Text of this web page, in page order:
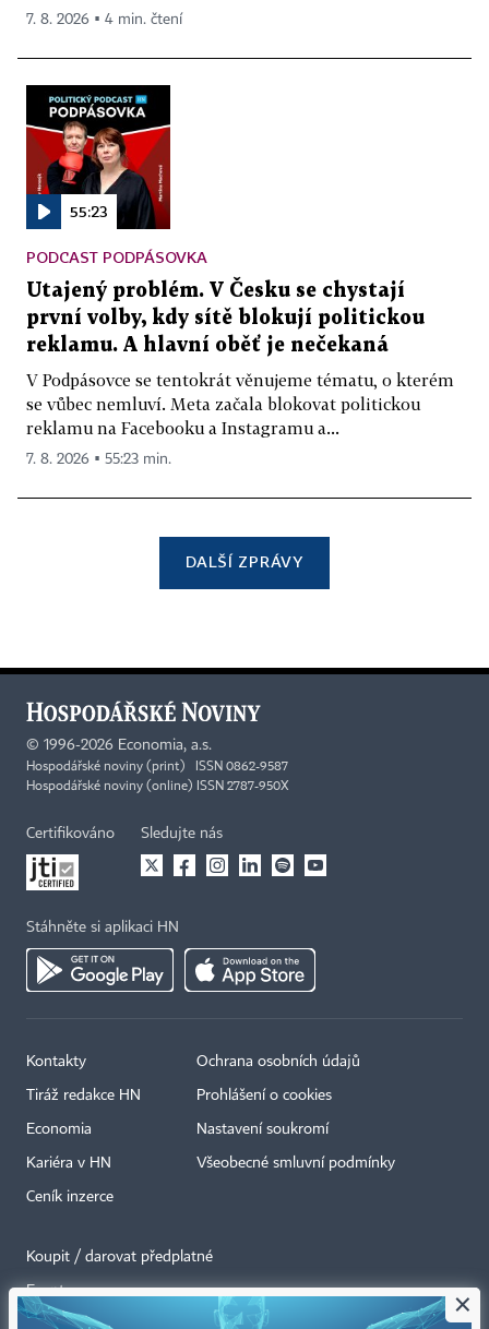
7. 8. 2026 ▪ 4 min. čtení
55:23
PODCAST PODPÁSOVKA
Utajený problém. V Česku se chystají
první volby, kdy sítě blokují politickou
reklamu. A hlavní oběť je nečekaná
V Podpásovce se tentokrát věnujeme tématu, o kterém
se vůbec nemluví. Meta začala blokovat politickou
reklamu na Facebooku a Instagramu a...
7. 8. 2026 ▪ 55:23 min.
DALŠÍ ZPRÁVY
© 1996-2026 Economia, a.s.
Hospodářské noviny (print) ISSN 0862-9587
Hospodářské noviny (online) ISSN 2787-950X
Certifikováno Sledujte nás
Stáhněte si aplikaci HN
Kontakty
Tiráž redakce HN
Economia
Kariéra v HN
Ceník inzerce
Ochrana osobních údajů
Prohlášení o cookies
Nastavení soukromí
Všeobecné smluvní podmínky
Koupit / darovat předplatné
Eventy
Newslettery
×